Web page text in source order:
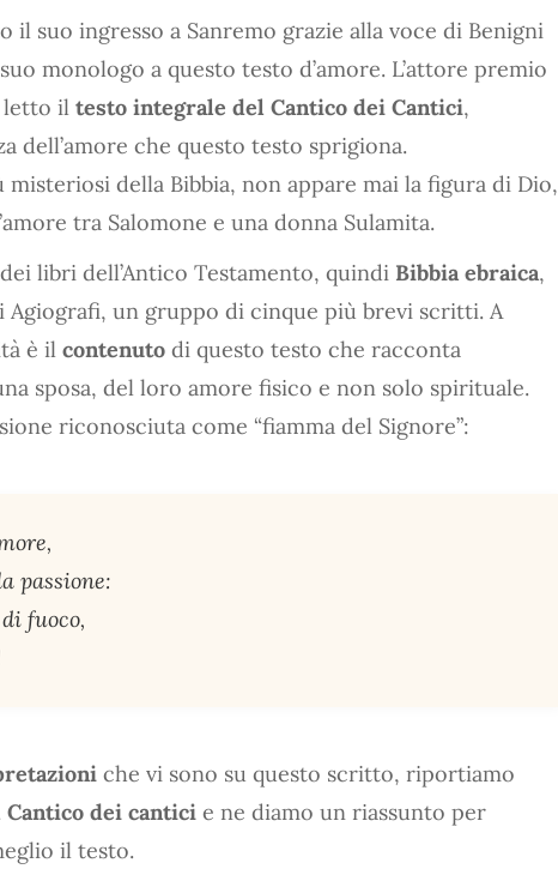
il suo ingresso a Sanremo grazie alla voce di Benigni
monologo a questo testo d’amore. L’attore premio
letto il testo integrale del Cantico dei Cantici,
dell’amore che questo testo sprigiona.
della Bibbia, non appare mai la figura di Dio,
tra Salomone e una donna Sulamita.
libri dell’Antico Testamento, quindi Bibbia ebraica,
Agiografi, un gruppo di cinque più brevi scritti. A
è il contenuto di questo testo che racconta
sposa, del loro amore fisico e non solo spirituale.
riconosciuta come “fiamma del Signore”:
passione:
fuoco,
che vi sono su questo scritto, riportiamo
dei cantici e ne diamo un riassunto per
il testo.